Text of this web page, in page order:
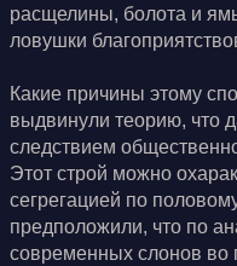
расщелины, болота и
ловушки
Какие причины этому
выдвинули теорию, что
следствием
Этот строй можно
сегрегацией по
предположили, что по
современных слонов во